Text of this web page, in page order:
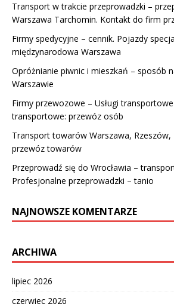
Transport w trakcie przeprowadzki –
Warszawa Tarchomin. Kontakt do firm
Firmy spedycyjne – cennik. Pojazdy
międzynarodowa Warszawa
Opróżnianie piwnic i mieszkań – sposób
Warszawie
Firmy przewozowe – Usługi
transportowe: przewóz osób
Transport towarów Warszawa, Rzeszów,
przewóz towarów
Przeprowadź się do Wrocławia –
Profesjonalne przeprowadzki – tanio
NAJNOWSZE KOMENTARZE
ARCHIWA
lipiec 2026
czerwiec 2026